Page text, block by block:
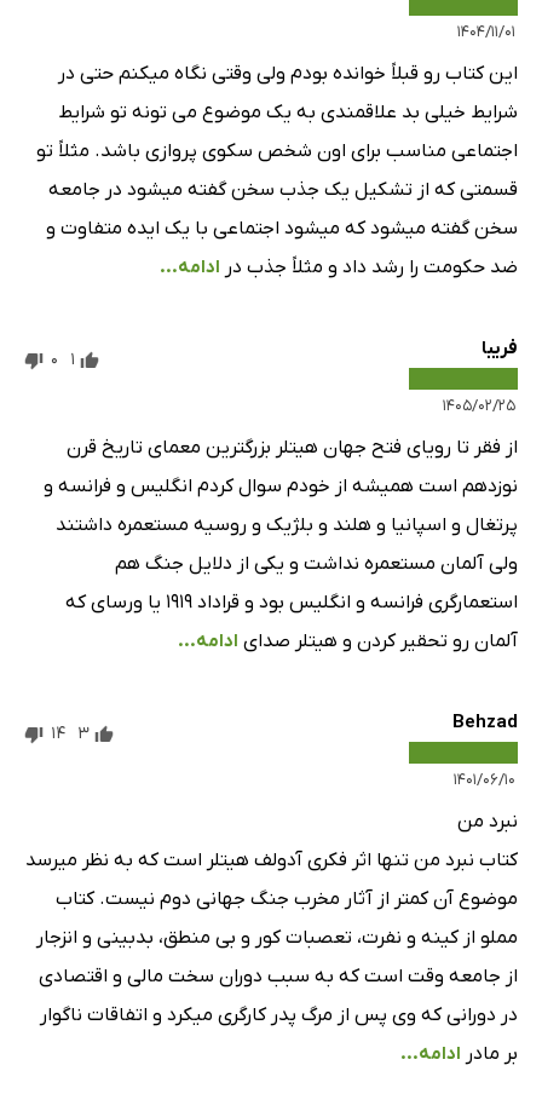
۱۴۰۴/۱۱/۰۱
این کتاب رو قبلاً خوانده بودم ولی وقتی نگاه میکنم حتی در
شرایط خیلی بد علاقمندی به یک موضوع می تونه تو شرایط
اجتماعی مناسب برای اون شخص سکوی پروازی باشد. مثلاً تو
قسمتی که از تشکیل یک جذب سخن گفته میشود در جامعه
سخن گفته میشود که میشود اجتماعی با یک ایده متفاوت و
ضد حکومت را رشد داد و مثلاً جذب در ادامه...
فریبا
۱۴۰۵/۰۲/۲۵
1
0
از فقر تا رویای فتح جهان هیتلر بزرگترین معمای تاریخ قرن
نوزدهم است همیشه از خودم سوال کردم انگلیس و فرانسه و
پرتغال و اسپانیا و هلند و بلژیک و روسیه مستعمره داشتند
ولی آلمان مستعمره نداشت و یکی از دلایل جنگ هم
استعمارگری فرانسه و انگلیس بود و قراداد ۱۹۱۹ یا ورسای که
آلمان رو تحقیر کردن و هیتلر صدای ادامه...
Behzad
۱۴۰۱/۰۶/۱۰
3
14
نبرد من
کتاب نبرد من تنها اثر فکری آدولف هیتلر است که به نظر میرسد
موضوع آن کمتر از آثار مخرب جنگ جهانی دوم نیست. کتاب
مملو از کینه و نفرت، تعصبات کور و بی منطق، بدبینی و انزجار
از جامعه وقت است که به سبب دوران سخت مالی و اقتصادی
در دورانی که وی پس از مرگ پدر کارگری میکرد و اتفاقات ناگوار
بر مادر ادامه...